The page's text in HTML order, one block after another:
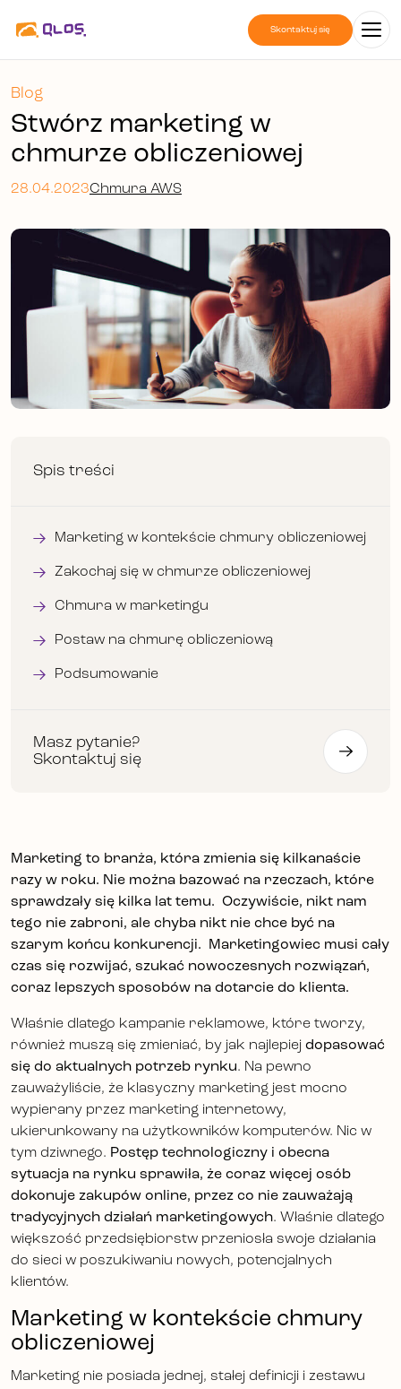
Skontaktuj się
Blog
Stwórz marketing w
chmurze obliczeniowej
28.04.2023Chmura AWS
Spis treści
Marketing w kontekście chmury obliczeniowej
Zakochaj się w chmurze obliczeniowej
Chmura w marketingu
Postaw na chmurę obliczeniową
Podsumowanie
Masz pytanie?
Skontaktuj się
Marketing to branża, która zmienia się kilkanaście
razy w roku. Nie można bazować na rzeczach, które
sprawdzały się kilka lat temu. Oczywiście, nikt nam
tego nie zabroni, ale chyba nikt nie chce być na
szarym końcu konkurencji. Marketingowiec musi cały
czas się rozwijać, szukać nowoczesnych rozwiązań,
coraz lepszych sposobów na dotarcie do klienta.
Właśnie dlatego kampanie reklamowe, które tworzy,
również muszą się zmieniać, by jak najlepiej dopasować
się do aktualnych potrzeb rynku. Na pewno
zauważyliście, że klasyczny marketing jest mocno
wypierany przez marketing internetowy,
ukierunkowany na użytkowników komputerów. Nic w
tym dziwnego. Postęp technologiczny i obecna
sytuacja na rynku sprawiła, że coraz więcej osób
dokonuje zakupów online, przez co nie zauważają
tradycyjnych działań marketingowych. Właśnie dlatego
większość przedsiębiorstw przeniosła swoje działania
do sieci w poszukiwaniu nowych, potencjalnych
klientów.
Marketing w kontekście chmury
obliczeniowej
Marketing nie posiada jednej, stałej definicji i zestawu